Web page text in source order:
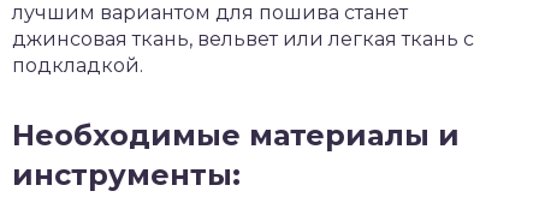
лучшим вариантом для пошива станет
джинсовая ткань, вельвет или легкая ткань с
подкладкой.
Необходимые материалы и
инструменты: